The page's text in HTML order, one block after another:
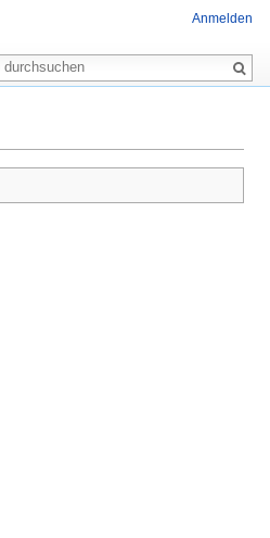
Anmelden